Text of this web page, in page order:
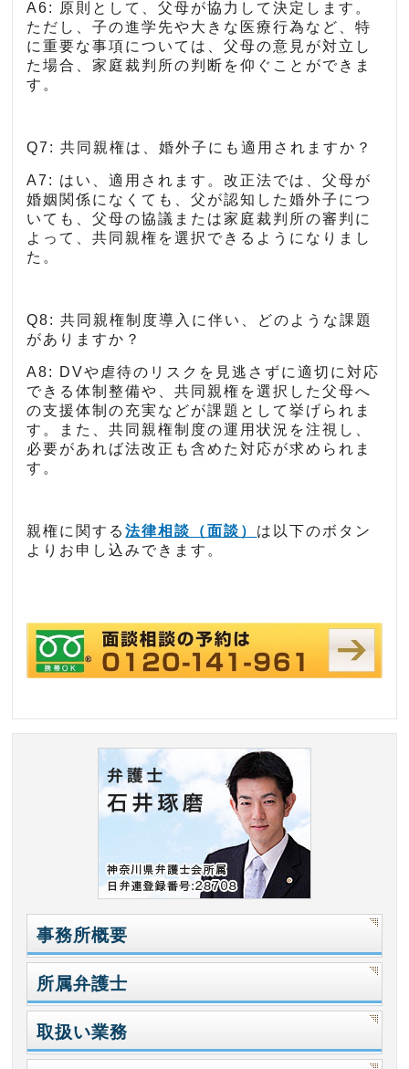
A6: 原則として、父母が協力して決定します。
ただし、子の進学先や大きな医療行為など、特
に重要な事項については、父母の意見が対立し
た場合、家庭裁判所の判断を仰ぐことができま
す。
Q7: 共同親権は、婚外子にも適用されますか？
A7: はい、適用されます。改正法では、父母が
婚姻関係になくても、父が認知した婚外子につ
いても、父母の協議または家庭裁判所の審判に
よって、共同親権を選択できるようになりまし
た。
Q8: 共同親権制度導入に伴い、どのような課題
がありますか？
A8: DVや虐待のリスクを見逃さずに適切に対応
できる体制整備や、共同親権を選択した父母へ
の支援体制の充実などが課題として挙げられま
す。また、共同親権制度の運用状況を注視し、
必要があれば法改正も含めた対応が求められま
す。
親権に関する法律相談（面談） は以下のボタン
よりお申し込みできます。
事務所概要
所属弁護士
取扱い業務